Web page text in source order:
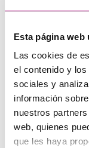
Esta página web
Las cookies de
el contenido y
sociales y
información
nuestros
web, quienes
que les haya
Yesterday,
deberes, vi
Ejemplo 3:
específicos del
Si alguien
como algo